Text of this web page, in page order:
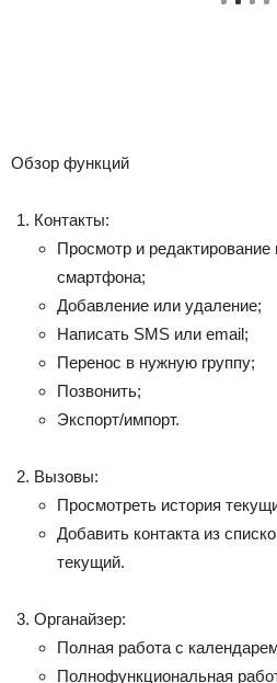
Обзор функций
Контакты:
Просмотр и редактирование
смартфона;
Добавление или удаление;
Написать SMS или email;
Перенос в нужную группу;
Позвонить;
Экспорт/импорт.
Вызовы:
Просмотреть история
Добавить контакта из
текущий.
Органайзер:
Полная работа с
Полнофункциональная